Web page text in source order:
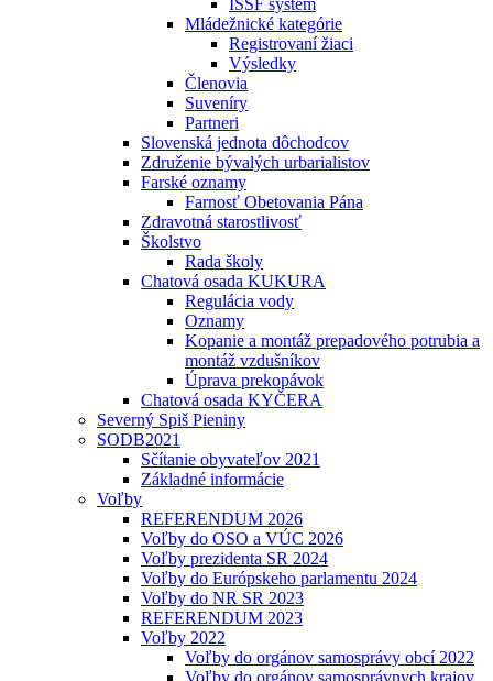
ISSF systém
Mládežnické kategórie
Registrovaní žiaci
Výsledky
Členovia
Suveníry
Partneri
Slovenská jednota dôchodcov
Združenie bývalých urbarialistov
Farské oznamy
Farnosť Obetovania Pána
Zdravotná starostlivosť
Školstvo
Rada školy
Chatová osada KUKURA
Regulácia vody
Oznamy
Kopanie a montáž prepadového potrubia a
montáž vzdušníkov
Úprava prekopávok
Chatová osada KYČERA
Severný Spiš Pieniny
SODB2021
Sčítanie obyvateľov 2021
Základné informácie
Voľby
REFERENDUM 2026
Voľby do OSO a VÚC 2026
Voľby prezidenta SR 2024
Voľby do Európskeho parlamentu 2024
Voľby do NR SR 2023
REFERENDUM 2023
Voľby 2022
Voľby do orgánov samosprávy obcí 2022
Voľby do orgánov samosprávnych krajov